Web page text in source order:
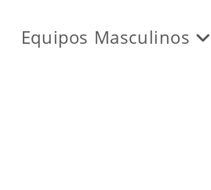
Equipos Masculinos